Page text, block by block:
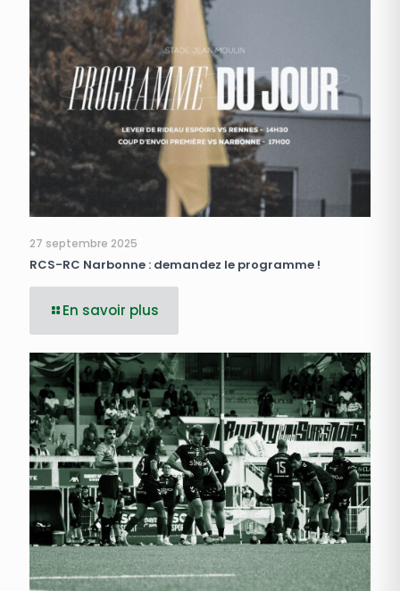
27 septembre 2025
RCS-RC Narbonne : demandez le programme !
En savoir plus